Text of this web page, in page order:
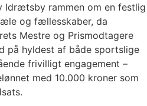
Idrætsby rammen om en festlig
og fællesskaber, da
Mestre og Prismodtagere
på hyldest af både sportslige
frivilligt engagement –
med 10.000 kroner som